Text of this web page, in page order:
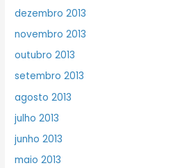
dezembro 2013
novembro 2013
outubro 2013
setembro 2013
agosto 2013
julho 2013
junho 2013
maio 2013